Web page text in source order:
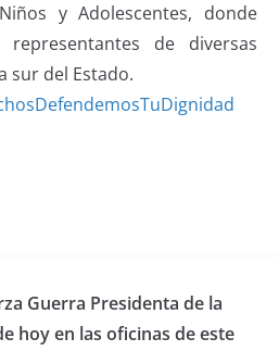
y Adolescentes, donde
representantes de diversas
sur del Estado.
Guerra Presidenta de la
hoy en las oficinas de este